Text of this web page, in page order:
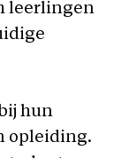
leerlingen
hun
opleiding.